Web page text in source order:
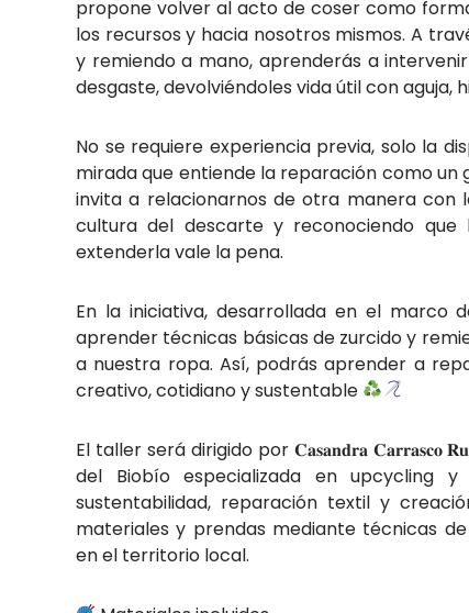
propone volver al acto de coser como
los recursos y hacia nosotros mismos. A
y remiendo a mano, aprenderás a
desgaste, devolviéndoles vida útil con aguja,
No se requiere experiencia previa, solo la
mirada que entiende la reparación como
invita a relacionarnos de otra manera con
cultura del descarte y reconociendo que
extenderla vale la pena.
En la iniciativa, desarrollada en el marco
aprender técnicas básicas de zurcido y
a nuestra ropa. Así, podrás aprender a
creativo, cotidiano y sustentable
El taller será dirigido por 𝐂𝐚𝐬𝐚𝐧𝐝𝐫𝐚 𝐂𝐚𝐫𝐫𝐚𝐬𝐜𝐨
del Biobío especializada en upcycling
sustentabilidad, reparación textil y
materiales y prendas mediante técnicas
en el territorio local.